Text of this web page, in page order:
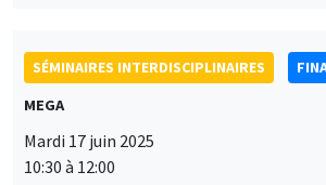
SÉMINAIRES INTERDISCIPLINAIRES
MEGA
Mardi 17 juin 2025
10:30 à 12:00